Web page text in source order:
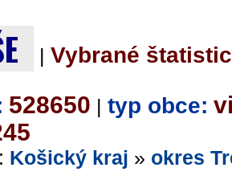
| Vybrané
528650 | typ obce:
Košický kraj » okres